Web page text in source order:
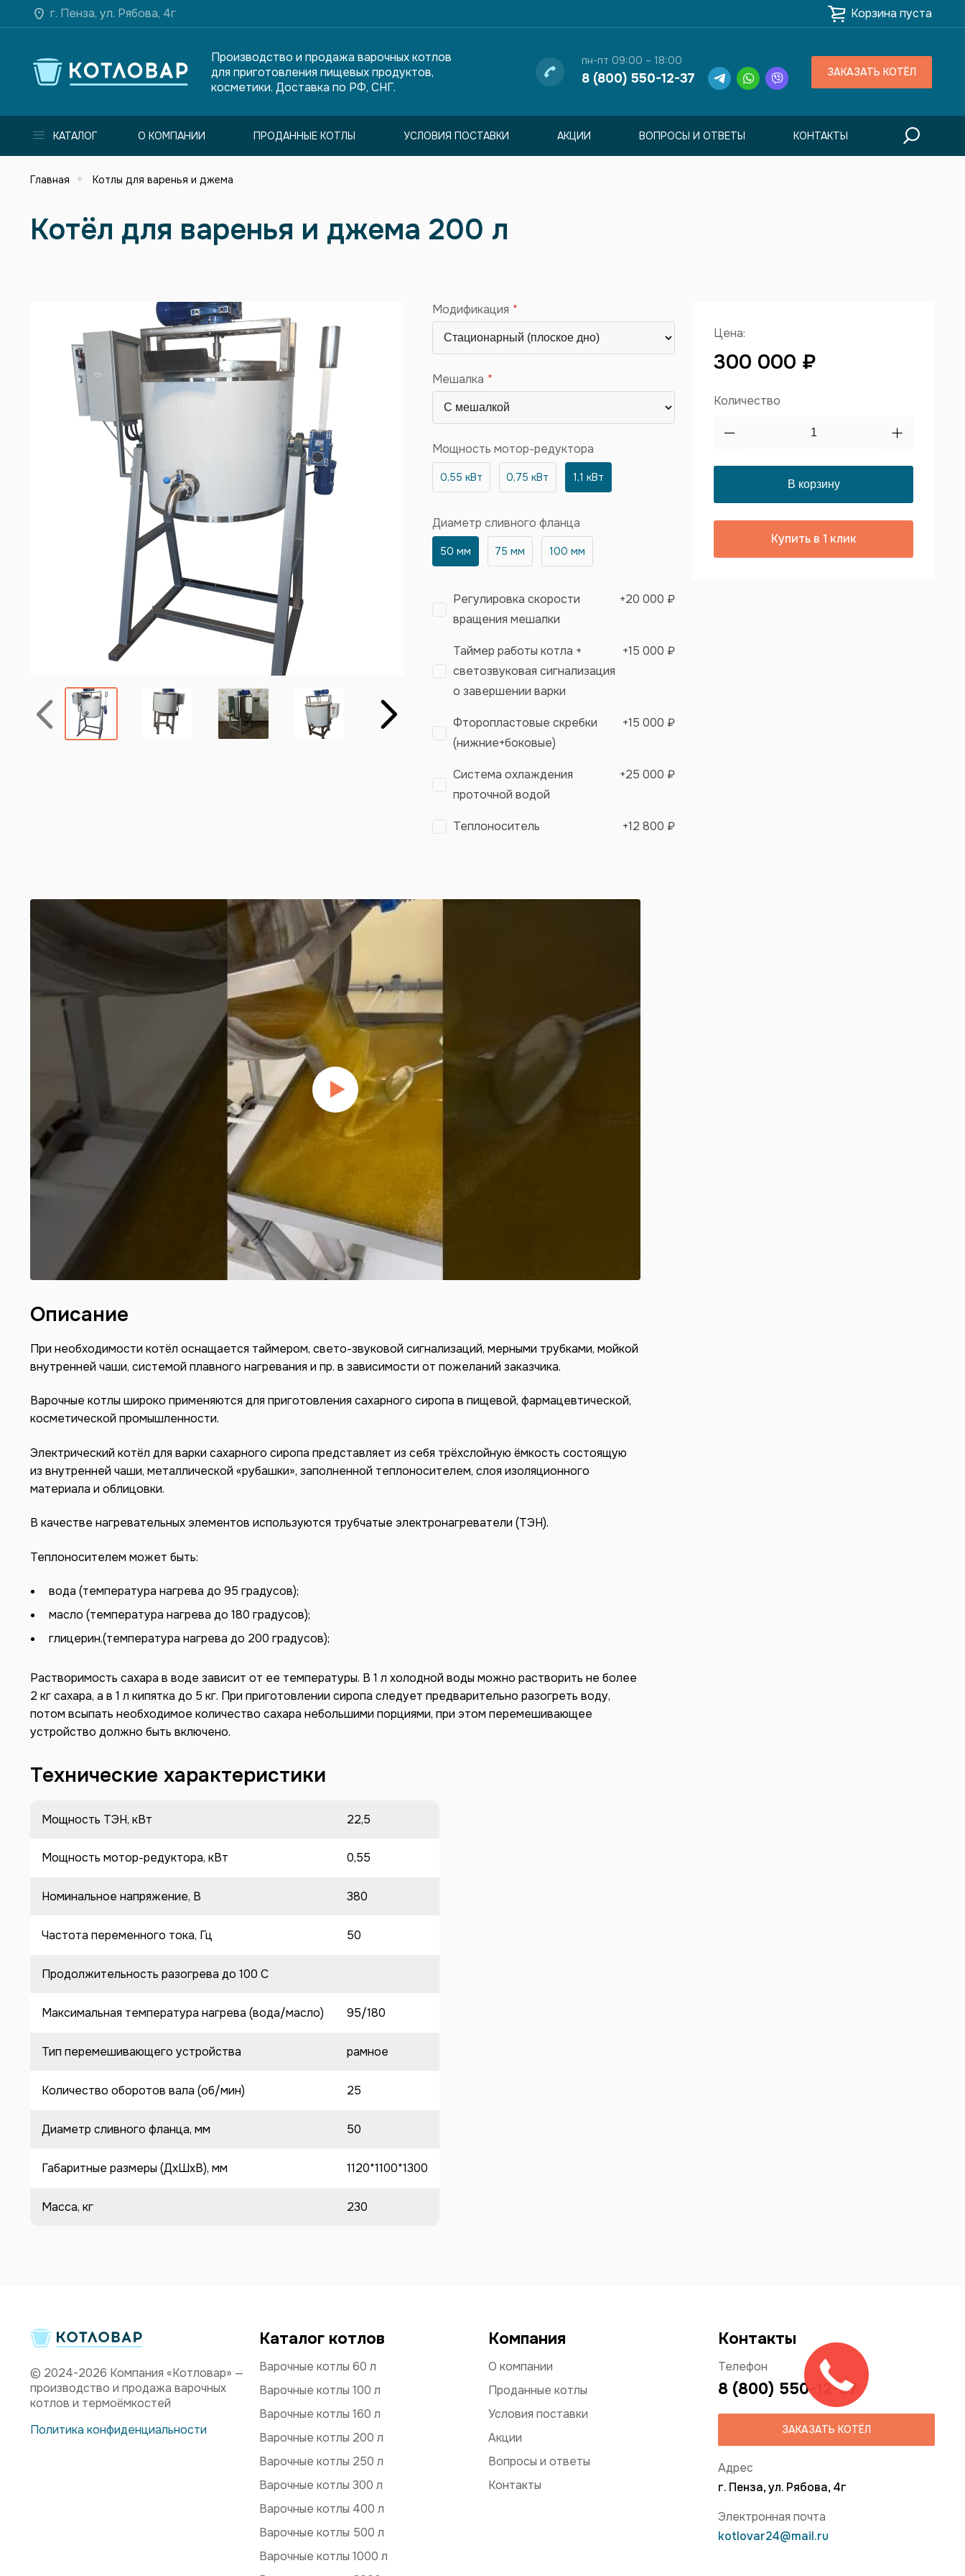
г. Пенза, ул. Рябова, 4г Корзина пуста
Производство и продажа варочных котлов
для приготовления пищевых продуктов,
косметики. Доставка по РФ, СНГ.
8 (800) 550-12-37
пн-пт 09:00 – 18:00
ЗАКАЗАТЬ КОТЁЛ
КАТАЛОГ О КОМПАНИИ ПРОДАННЫЕ КОТЛЫ УСЛОВИЯ ПОСТАВКИ АКЦИИ ВОПРОСЫ И ОТВЕТЫ КОНТАКТЫ
Главная Котлы для варенья и джема
Котёл для варенья и джема 200 л
Назад Вперёд
Модификация
Мешалка
Мощность мотор-редуктора
0,55 кВт 0,75 кВт 1,1 кВт
Диаметр сливного фланца
50 мм 75 мм 100 мм
Регулировка скорости
вращения мешалки
+20 000 ₽
Таймер работы котла +
светозвуковая сигнализация
о завершении варки
+15 000 ₽
Фторопластовые скребки
(нижние+боковые)
+15 000 ₽
Система охлаждения
проточной водой
+25 000 ₽
Теплоноситель +12 800 ₽
Цена:
300 000 ₽
Количество
Купить в 1 клик
Описание
При необходимости котёл оснащается таймером, свето-звуковой сигнализаций, мерными трубками, мойкой
внутренней чаши, системой плавного нагревания и пр. в зависимости от пожеланий заказчика.
Варочные котлы широко применяются для приготовления сахарного сиропа в пищевой, фармацевтической,
косметической промышленности.
Электрический котёл для варки сахарного сиропа представляет из себя трёхслойную ёмкость состоящую
из внутренней чаши, металлической «рубашки», заполненной теплоносителем, слоя изоляционного
материала и облицовки.
В качестве нагревательных элементов используются трубчатые электронагреватели (ТЭН).
Теплоносителем может быть:
вода (температура нагрева до 95 градусов);
масло (температура нагрева до 180 градусов);
глицерин.(температура нагрева до 200 градусов);
Растворимость сахара в воде зависит от ее температуры. В 1 л холодной воды можно растворить не более
2 кг сахара, а в 1 л кипятка до 5 кг. При приготовлении сиропа следует предварительно разогреть воду,
потом всыпать необходимое количество сахара небольшими порциями, при этом перемешивающее
устройство должно быть включено.
Технические характеристики
Мощность ТЭН, кВт 22,5
Мощность мотор-редуктора, кВт 0,55
Номинальное напряжение, В 380
Частота переменного тока, Гц 50
Продолжительность разогрева до 100 C
Максимальная температура нагрева (вода/масло) 95/180
Тип перемешивающего устройства рамное
Количество оборотов вала (об/мин) 25
Диаметр сливного фланца, мм 50
Габаритные размеры (ДхШхВ), мм 1120*1100*1300
Масса, кг 230
© 2024-2026 Компания «Котловар» —
производство и продажа варочных
котлов и термоёмкостей
Политика конфиденциальности
Каталог котлов
Варочные котлы 60 л
Варочные котлы 100 л
Варочные котлы 160 л
Варочные котлы 200 л
Варочные котлы 250 л
Варочные котлы 300 л
Варочные котлы 400 л
Варочные котлы 500 л
Варочные котлы 1000 л
Компания
О компании
Проданные котлы
Условия поставки
Акции
Вопросы и ответы
Контакты
Контакты
Телефон
8 (800) 550-12-37
ЗАКАЗАТЬ КОТЁЛ
Адрес
г. Пенза, ул. Рябова, 4г
Электронная почта
kotlovar24@mail.ru